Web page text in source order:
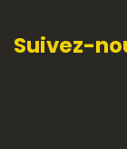
Suivez-